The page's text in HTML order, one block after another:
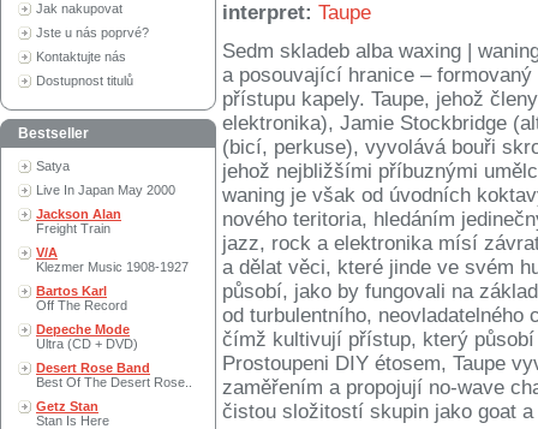
Jak nakupovat
Jste u nás poprvé?
Kontaktujte nás
Dostupnost titulů
Bestseller
Satya
Live In Japan May 2000
Jackson Alan
Freight Train
V/A
Klezmer Music 1908-1927
Bartos Karl
Off The Record
Depeche Mode
Ultra (CD + DVD)
Desert Rose Band
Best Of The Desert Rose..
Getz Stan
Stan Is Here
interpret: Taupe
Sedm skladeb alba waxing |
a posouvající hranice –
přístupu kapely. Taupe, jehož
elektronika), Jamie Stockbridge
(bicí, perkuse), vyvolává bouři
jehož nejbližšími příbuznými
waning je však od úvodních
nového teritoria, hledáním
jazz, rock a elektronika mísí
a dělat věci, které jinde ve svém
působí, jako by fungovali na
od turbulentního, neovladatelného
čímž kultivují přístup, který
Prostoupeni DIY étosem, Taupe
zaměřením a propojují no-wave
čistou složitostí skupin jako goat